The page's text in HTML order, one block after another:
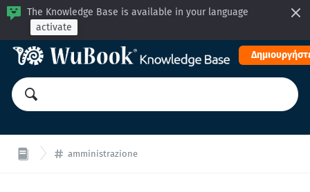
The Knowledge Base is available in your language
activate
amministrazione